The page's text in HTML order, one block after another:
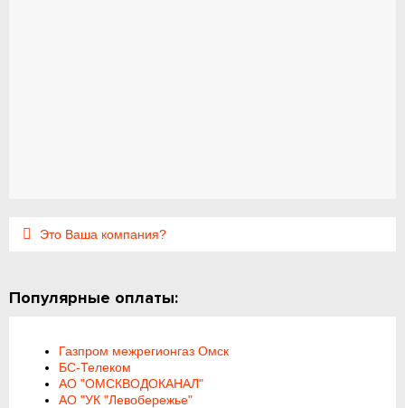
Это Ваша компания?
Популярные оплаты:
Газпром межрегионгаз Омск
БС-Телеком
АО "ОМСКВОДОКАНАЛ"
АО "УК "Левобережье"